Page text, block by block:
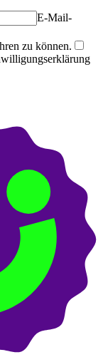
E-Mail-
zu können.